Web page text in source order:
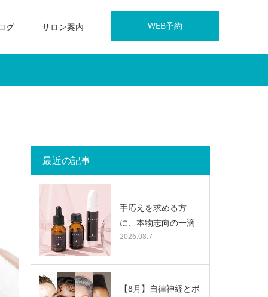
WEB予約
グ サロン案内
最近の記事
手応えを求める方
に、本物志向の一滴
2026.08.7
【8月】自律神経とボ